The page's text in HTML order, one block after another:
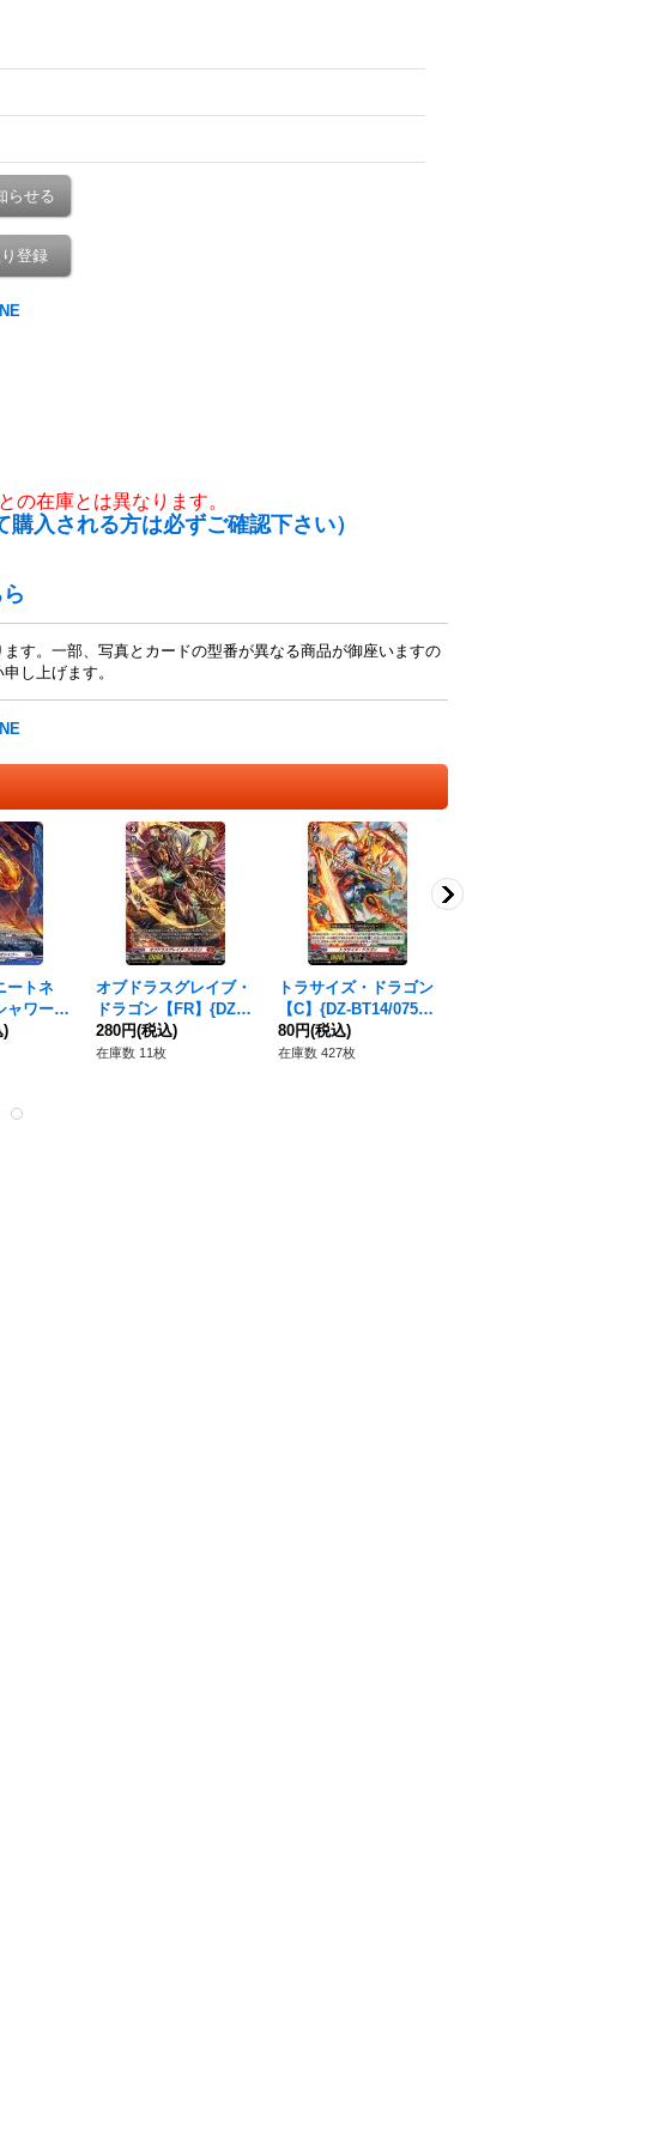
らせる
登録
在庫とは異なります。
入される方は必ずご確認下さい）
す。一部、写真とカードの型番が異なる商品が御座いますの
し上げます。
ートネ
ャワー
SP3
ート》
)
オブドラスグレイブ・
ドラゴン【FR】{DZ-B
T01/FR05}《ドラゴン
エンパイア》
280円(税込)
在庫数 11枚
トラサイズ・ドラゴン
【C】{DZ-BT14/075}
《ドラゴンエンパイ
ア》
80円(税込)
在庫数 427枚